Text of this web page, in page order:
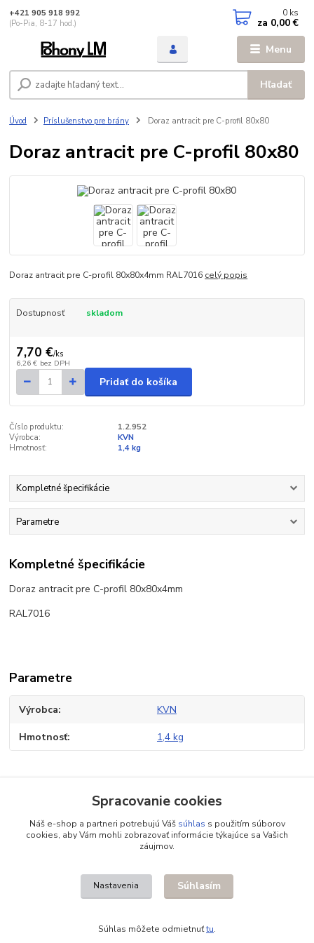
Menu
Hľadať
+421 905 918 992
(Po-Pia, 8-17 hod.)
0 ks
za 0,00 €
Úvod Príslušenstvo pre brány Doraz antracit pre C-profil 80x80
Doraz antracit pre C-profil 80x80
Doraz antracit pre C-profil 80x80x4mm RAL7016 celý popis
Dostupnosť skladom
7,70 €/ks
6,26 € bez DPH
Pridať do košíka
Číslo produktu:
1.2.952
Výrobca:
KVN
Hmotnosť:
1,4 kg
Kompletné špecifikácie
Parametre
Kompletné špecifikácie
Doraz antracit pre C-profil 80x80x4mm
RAL7016
Parametre
Výrobca KVN
Hmotnosť 1,4 kg
Tovar zaradený v kategóriách
Príslušenstvo pre brány
Pohony pre posuvné brány
Spracovanie cookies
Náš e-shop a partneri potrebujú Váš súhlas s použitím súborov
cookies, aby Vám mohli zobrazovať informácie týkajúce sa Vašich
záujmov.
Nastavenia Súhlasím
Súhlas môžete odmietnuťtu.